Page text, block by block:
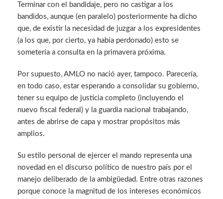
Terminar con el bandidaje, pero no castigar a los
bandidos, aunque (en paralelo) posteriormente ha dicho
que, de existir la necesidad de juzgar a los expresidentes
(a los que, por cierto, ya había perdonado) esto se
sometería a consulta en la primavera próxima.
Por supuesto, AMLO no nació ayer, tampoco. Parecería,
en todo caso, estar esperando a consolidar su gobierno,
tener su equipo de justicia completo (incluyendo el
nuevo fiscal federal) y la guardia nacional trabajando,
antes de abrirse de capa y mostrar propósitos más
amplios.
Su estilo personal de ejercer el mando representa una
novedad en el discurso político de nuestro país por el
manejo deliberado de la ambigüedad. Entre otras razones
porque conoce la magnitud de los intereses económicos